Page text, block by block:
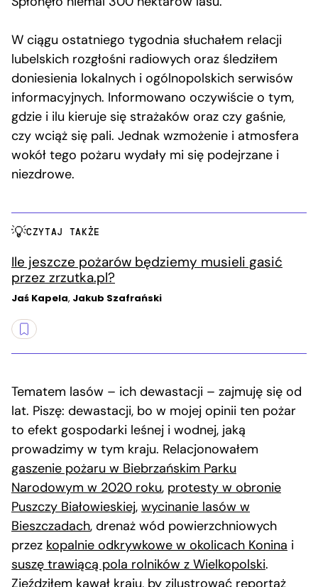
W ciągu ostatniego tygodnia słuchałem relacji
lubelskich rozgłośni radiowych oraz śledziłem
doniesienia lokalnych i ogólnopolskich serwisów
informacyjnych. Informowano oczywiście o tym,
gdzie i ilu kieruje się strażaków oraz czy gaśnie,
czy wciąż się pali. Jednak wzmożenie i atmosfera
wokół tego pożaru wydały mi się podejrzane i
niezdrowe.
CZYTAJ TAKŻE
Ile jeszcze pożarów będziemy musieli gasić
przez zrzutka.pl?
Jaś Kapela, Jakub Szafrański
Tematem lasów – ich dewastacji – zajmuję się od
lat. Piszę: dewastacji, bo w mojej opinii ten pożar
to efekt gospodarki leśnej i wodnej, jaką
prowadzimy w tym kraju. Relacjonowałem
gaszenie pożaru w Biebrzańskim Parku
Narodowym w 2020 roku, protesty w obronie
Puszczy Białowieskiej, wycinanie lasów w
Bieszczadach, drenaż wód powierzchniowych
przez kopalnie odkrywkowe w okolicach Konina i
suszę trawiącą pola rolników z Wielkopolski.